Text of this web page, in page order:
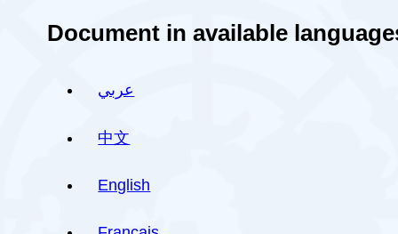
Document in available
عربي
中文
English